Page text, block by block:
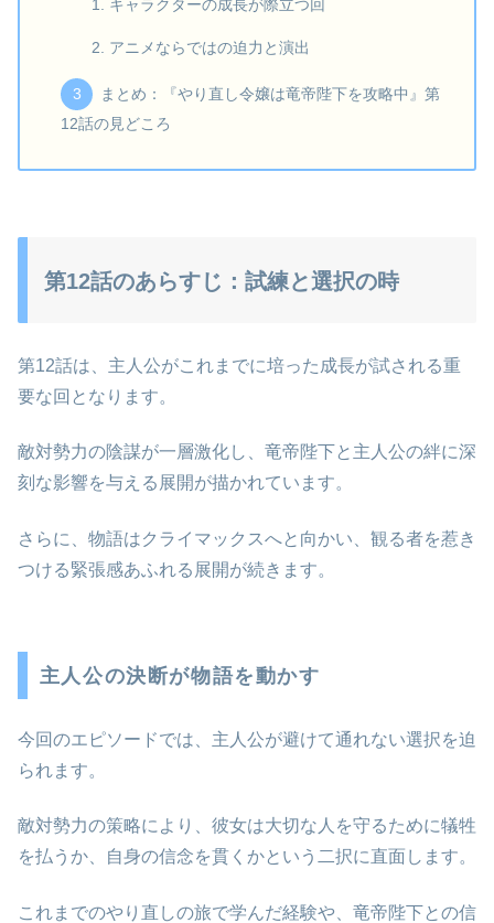
キャラクターの成長が際立つ回
アニメならではの迫力と演出
まとめ：『やり直し令嬢は竜帝陛下を攻略中』第
12話の見どころ
第12話のあらすじ：試練と選択の時
第12話は、主人公がこれまでに培った成長が試される重
要な回となります。
敵対勢力の陰謀が一層激化し、竜帝陛下と主人公の絆に深
刻な影響を与える展開が描かれています。
さらに、物語はクライマックスへと向かい、観る者を惹き
つける緊張感あふれる展開が続きます。
主人公の決断が物語を動かす
今回のエピソードでは、主人公が避けて通れない選択を迫
られます。
敵対勢力の策略により、彼女は大切な人を守るために犠牲
を払うか、自身の信念を貫くかという二択に直面します。
これまでのやり直しの旅で学んだ経験や、竜帝陛下との信